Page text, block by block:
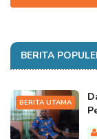
BERITA
BERITA UTAMA